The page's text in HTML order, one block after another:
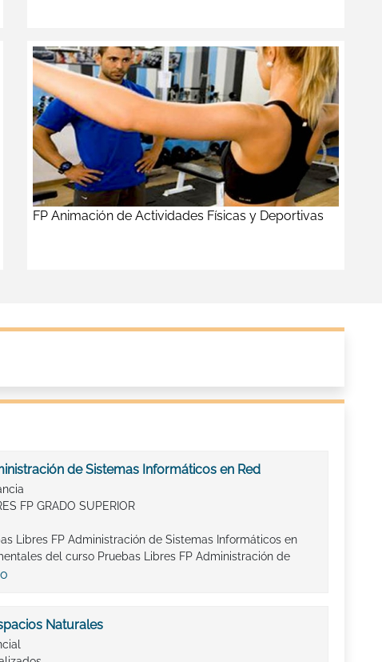
FP Animación de Actividades Físicas y Deportivas
de Sistemas Informáticos en Red
FP GRADO SUPERIOR
Libres FP Administración de Sistemas Informáticos en
del curso Pruebas Libres FP Administración de
Naturales